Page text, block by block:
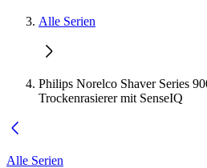
Alle Serien
Philips Norelco Shaver Series
Trockenrasierer mit SenseIQ
Alle Serien